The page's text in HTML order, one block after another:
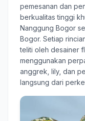
pemesanan dan
berkualitas tinggi
Nanggung Bogor
Bogor. Setiap
teliti oleh desainer
menggunakan
anggrek, lily, dan
langsung dari